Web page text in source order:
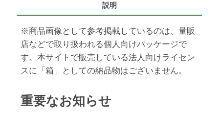
ザ
ラ
イ
セ
ン
新
規
説明
※商品画像として参考掲載しているのは、量販
店などで取り扱われる個人向けパッケージで
す。本サイトで販売している法人向けライセン
スに「箱」としての納品物はございません。
重要なお知らせ